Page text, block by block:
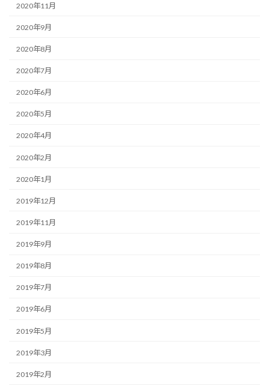
2020年11月
2020年9月
2020年8月
2020年7月
2020年6月
2020年5月
2020年4月
2020年2月
2020年1月
2019年12月
2019年11月
2019年9月
2019年8月
2019年7月
2019年6月
2019年5月
2019年3月
2019年2月